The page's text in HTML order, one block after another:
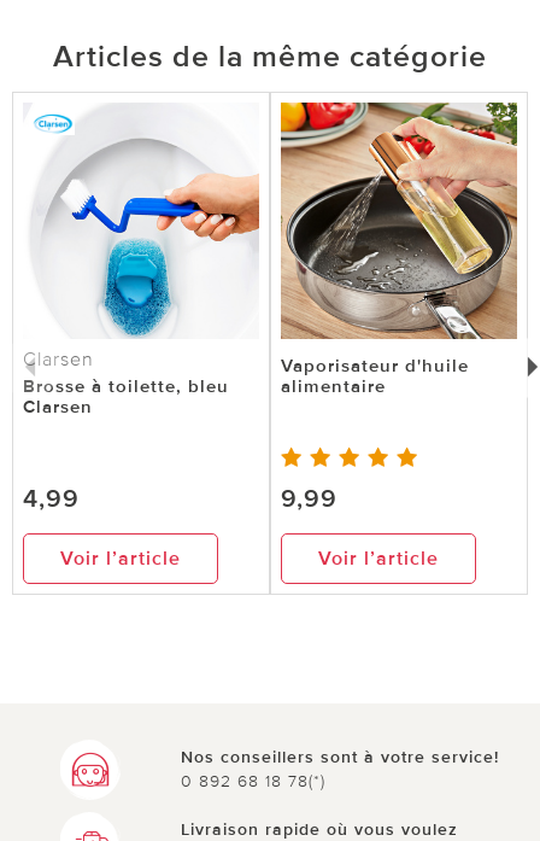
Articles de la même catégorie
Clarsen
Brosse à toilette, bleu
Clarsen
4,99
Voir l’article
Vaporisateur d'huile
alimentaire
9,99
Voir l’article
Nos conseillers sont à votre service!
0 892 68 18 78(*)
Livraison rapide où vous voulez